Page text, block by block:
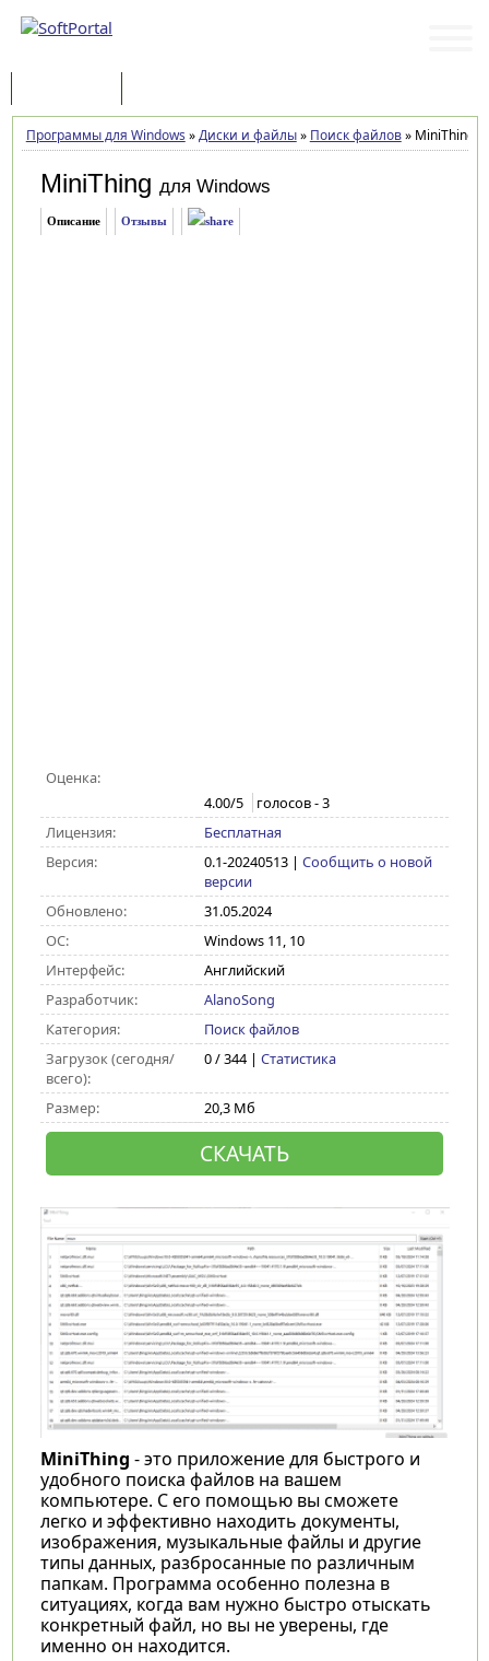
Программы для Windows »Диски и файлы» Поиск файлов»MiniThing
MiniThing для Windows
Описание Отзывы
Оценка:
4.00/5 голосов -3
Лицензия:
Бесплатная
Версия:
0.1-20240513| Сообщить о новой
версии
Обновлено:
31.05.2024
ОС:
Windows 11, 10
Интерфейс:
Английский
Разработчик:
AlanoSong
Категория:
Поиск файлов
Загрузок (сегодня/
всего):
0 / 344 | Статистика
Размер: 20,3 Мб
СКАЧАТЬ
MiniThing - это приложение для быстрого и
удобного поиска файлов на вашем
компьютере. С его помощью вы сможете
легко и эффективно находить документы,
изображения, музыкальные файлы и другие
типы данных, разбросанные по различным
папкам. Программа особенно полезна в
ситуациях, когда вам нужно быстро отыскать
конкретный файл, но вы не уверены, где
именно он находится.